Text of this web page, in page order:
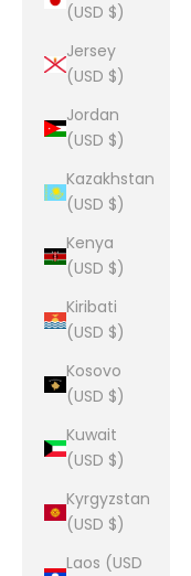
(USD $)
Jersey
(USD $)
Jordan
(USD $)
Kazakhstan
(USD $)
Kenya
(USD $)
Kiribati
(USD $)
Kosovo
(USD $)
Kuwait
(USD $)
Kyrgyzstan
(USD $)
Laos (USD